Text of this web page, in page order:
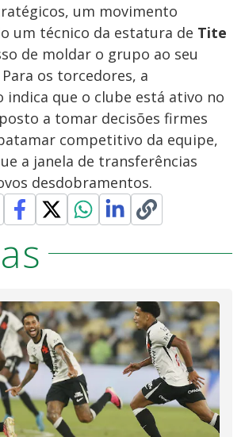
um movimento
um técnico da estatura de Tite
de moldar o grupo ao seu
os torcedores, a
indica que o clube está ativo no
a tomar decisões firmes
competitivo da equipe,
a janela de transferências
desdobramentos.